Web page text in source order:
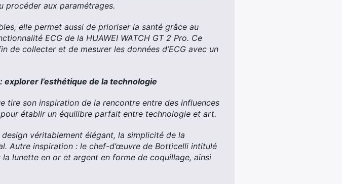
procéder aux paramétrages.
elle permet aussi de prioriser la santé grâce au
ECG de la HUAWEI WATCH GT 2 Pro. Ce
de collecter et de mesurer les données d’ECG avec un
explorer l’esthétique de la technologie
tire son inspiration de la rencontre entre des influences
établir un équilibre parfait entre technologie et art.
véritablement élégant, la simplicité de la
Autre inspiration : le chef-d’œuvre de Botticelli intitulé
la lunette en or et argent en forme de coquillage, ainsi